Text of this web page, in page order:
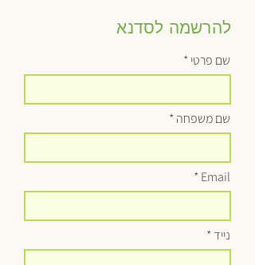
להרשמה לסדנא
שם פרטי
שם משפחה
Email
נייד